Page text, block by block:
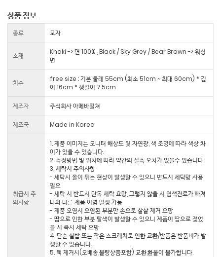
상품 정보
종류 모자
소재
Khaki -> 면 100% , Black / Sky Grey / Bear Brown -> 워싱
면
치수
free size : 기본 둘레 55cm (최소 51cm ~ 최대 60cm) * 깊
이 16cm * 챙길이 7.5cm
제조자 주식회사 아메바컬쳐
제조국 Made in Korea
취급시 주
의사항
1. 제품 이미지는 모니터 해상도 및 자연광, 색 조명에 따라 색상 차
이가 있을 수 있습니다.
2. 측정방법 및 위치에 따라 약간의 실측 오차가 있을수 있습니다.
3. 세탁시 주의사항
- 세탁시 올이 튀는 현상이 발생할 수 있으니 반드시 세탁망 사용
필요
- 세탁 시 반드시 단독 세탁 요망, 그렇지 않을 시 염색잔료가 빠져
나와 다른 제품 이염 발생 가능
- 제품 오염시 오염된 부분만 손으로 살살 제거 요망
- 땀으로 인한 부분 탈색이 발생할 수 있으니 제품이 땀으로 젖었
을 시 즉시 세탁 요망
4. 단순 실밥 또는 작은 스크래치로 인한 교환/반품은 반품비가 발
생할 수 있습니다.
5. 택 제거시(오배송,불량상품포함) 교환,환불이 불가합니다.